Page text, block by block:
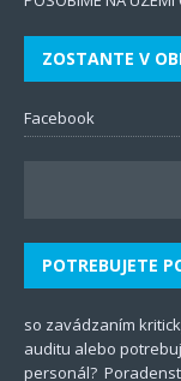
ZOSTANTE V
Facebook
POTREBUJETE
so zavádzaním
auditu alebo
personál?